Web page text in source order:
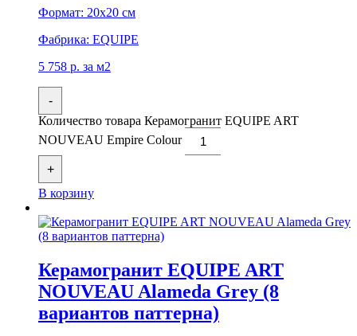
Формат: 20x20 см
Фабрика: EQUIPE
5 758 р. за м2
-
Количество товара Керамогранит EQUIPE ART
NOUVEAU Empire Colour
+
В корзину
Керамогранит EQUIPE ART
NOUVEAU Alameda Grey (8
вариантов паттерна)